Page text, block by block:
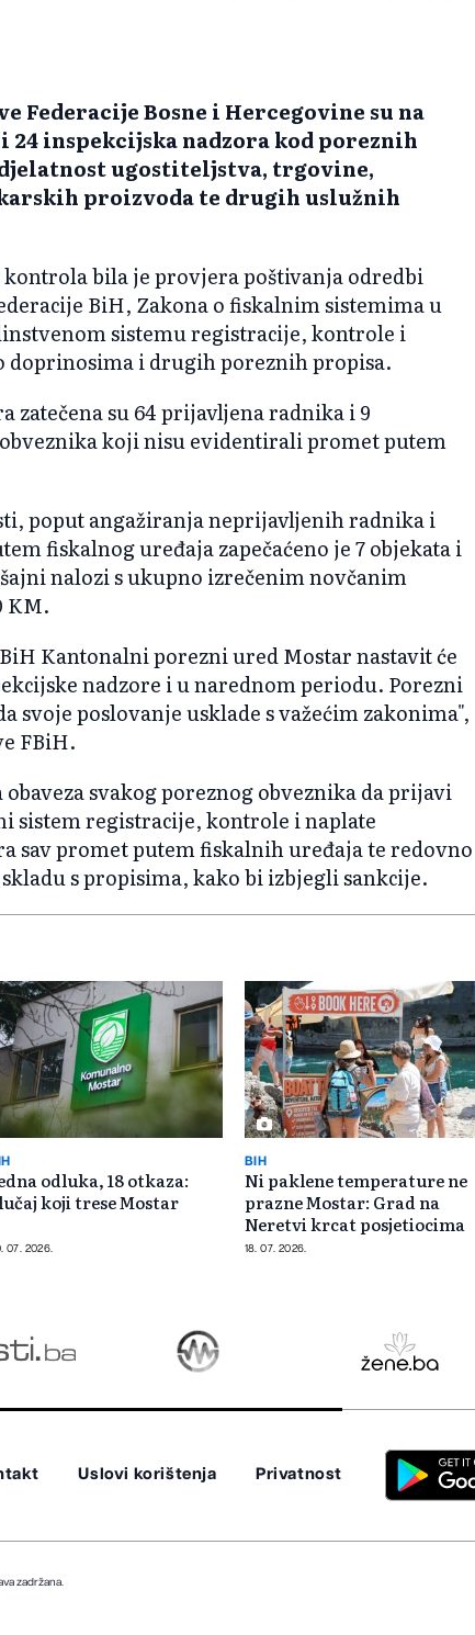
Federacije Bosne i Hercegovine su na
inspekcijska nadzora kod poreznih
ugostiteljstva, trgovine,
proizvoda te drugih uslužnih
kontrola bila je provjera poštivanja odredbi
BiH, Zakona o fiskalnim sistemima u
sistemu registracije, kontrole i
doprinosima i drugih poreznih propisa.
zatečena su 64 prijavljena radnika i 9
koji nisu evidentirali promet putem
poput angažiranja neprijavljenih radnika i
fiskalnog uređaja zapečaćeno je 7 objekata i
nalozi s ukupno izrečenim novčanim
KM.
Kantonalni porezni ured Mostar nastavit će
nadzore i u narednom periodu. Porezni
svoje poslovanje usklade s važećim zakonima",
FBiH.
svakog poreznog obveznika da prijavi
sistem registracije, kontrole i naplate
sav promet putem fiskalnih uređaja te redovno
s propisima, kako bi izbjegli sankcije.
odluka, 18 otkaza:
koji trese Mostar
07. 2026.
BIH
Ni paklene temperature ne
prazne Mostar: Grad na
Neretvi krcat posjetiocima
18. 07. 2026.
Uslovi korištenja Privatnost
zadržana.